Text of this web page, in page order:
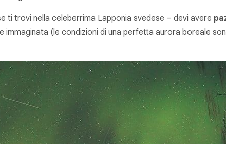
ti trovi nella celeberrima Lapponia svedese – devi avere
immaginata (le condizioni di una perfetta aurora boreale